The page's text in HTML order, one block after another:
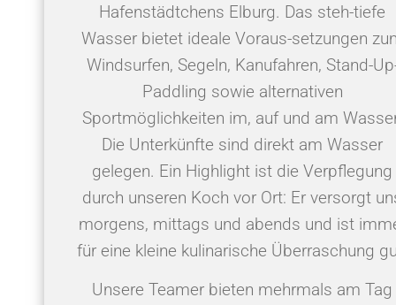
Hafenstädtchens Elburg. Das steh-tiefe
Wasser bietet ideale Voraus-setzungen
Windsurfen, Segeln, Kanufahren, Stand-
Paddling sowie alternativen
Sportmöglichkeiten im, auf und am
Die Unterkünfte sind direkt am Wasser
gelegen. Ein Highlight ist die Verpflegung
durch unseren Koch vor Ort: Er versorgt
morgens, mittags und abends und ist
für eine kleine kulinarische Überraschung
Unsere Teamer bieten mehrmals am Tag